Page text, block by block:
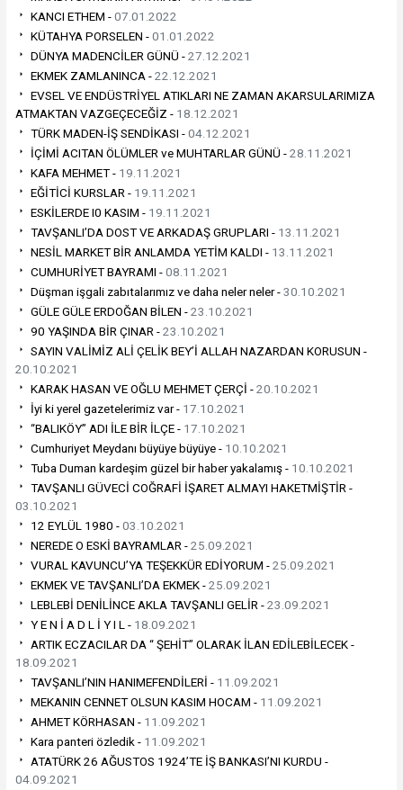
KANCI ETHEM -07.01.2022
KÜTAHYA PORSELEN -01.01.2022
DÜNYA MADENCİLER GÜNÜ -27.12.2021
EKMEK ZAMLANINCA -22.12.2021
EVSEL VE ENDÜSTRİYEL ATIKLARI NE ZAMAN AKARSULARIMIZA
ATMAKTAN VAZGEÇECEĞİZ - 18.12.2021
TÜRK MADEN-İŞ SENDİKASI -04.12.2021
İÇİMİ ACITAN ÖLÜMLER ve MUHTARLAR GÜNÜ -28.11.2021
KAFA MEHMET - 19.11.2021
EĞİTİCİ KURSLAR - 19.11.2021
ESKİLERDE I0 KASIM - 19.11.2021
TAVŞANLI’DA DOST VE ARKADAŞ GRUPLARI - 13.11.2021
NESİL MARKET BİR ANLAMDA YETİM KALDI - 13.11.2021
CUMHURİYET BAYRAMI -08.11.2021
Düşman işgali zabıtalarımız ve daha neler neler -30.10.2021
GÜLE GÜLE ERDOĞAN BİLEN -23.10.2021
90 YAŞINDA BİR ÇINAR -23.10.2021
SAYIN VALİMİZ ALİ ÇELİK BEY’İ ALLAH NAZARDAN KORUSUN -
20.10.2021
KARAK HASAN VE OĞLU MEHMET ÇERÇİ -20.10.2021
İyi ki yerel gazetelerimiz var - 17.10.2021
“BALIKÖY” ADI İLE BİR İLÇE - 17.10.2021
Cumhuriyet Meydanı büyüye büyüye - 10.10.2021
Tuba Duman kardeşim güzel bir haber yakalamış - 10.10.2021
TAVŞANLI GÜVECİ COĞRAFİ İŞARET ALMAYI HAKETMİŞTİR -
03.10.2021
12 EYLÜL 1980 -03.10.2021
NEREDE O ESKİ BAYRAMLAR -25.09.2021
VURAL KAVUNCU’YA TEŞEKKÜR EDİYORUM -25.09.2021
EKMEK VE TAVŞANLI’DA EKMEK -25.09.2021
LEBLEBİ DENİLİNCE AKLA TAVŞANLI GELİR -23.09.2021
Y E N İ A D L İ Y I L - 18.09.2021
ARTIK ECZACILAR DA “ ŞEHİT” OLARAK İLAN EDİLEBİLECEK -
18.09.2021
TAVŞANLI’NIN HANIMEFENDİLERİ - 11.09.2021
MEKANIN CENNET OLSUN KASIM HOCAM - 11.09.2021
AHMET KÖRHASAN - 11.09.2021
Kara panteri özledik - 11.09.2021
ATATÜRK 26 AĞUSTOS 1924’TE İŞ BANKASI’NI KURDU -
04.09.2021